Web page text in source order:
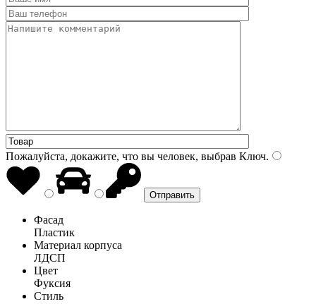
Пожалуйста, докажите, что вы человек, выбрав Ключ.
Фасад
Пластик
Материал корпуса
ЛДСП
Цвет
Фуксия
Стиль